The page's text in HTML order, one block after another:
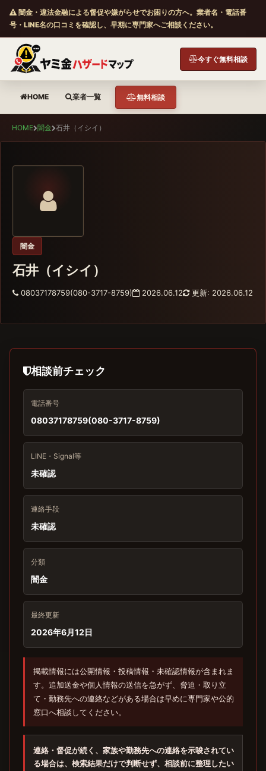
闇金・違法金融による督促や嫌がらせでお困りの方へ。業者名・電話番
号・LINE名の口コミを確認し、早期に専門家へご相談ください。
今すぐ無料相談
HOME 業者一覧 無料相談
HOME 闇金 石井（イシイ）
闇金
石井（イシイ）
08037178759(080-3717-8759) 2026.06.12 更新: 2026.06.12
相談前チェック
電話番号
08037178759(080-3717-8759)
LINE・Signal等
未確認
連絡手段
未確認
分類
闇金
最終更新
2026年6月12日
掲載情報には公開情報・投稿情報・未確認情報が含まれま
す。追加送金や個人情報の送信を急がず、脅迫・取り立
て・勤務先への連絡などがある場合は早めに専門家や公的
窓口へ相談してください。
連絡・督促が続く、家族や勤務先への連絡を示唆されてい
る場合は、検索結果だけで判断せず、相談前に整理したい